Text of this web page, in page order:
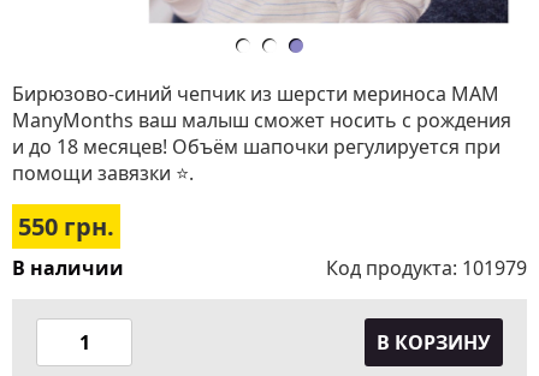
Бирюзово-синий чепчик из шерсти мериноса MAM
ManyMonths ваш малыш сможет носить с рождения
и до 18 месяцев! Объём шапочки регулируется при
помощи завязки ⭐.
550 грн.
В наличии Код продукта: 101979
В КОРЗИНУ